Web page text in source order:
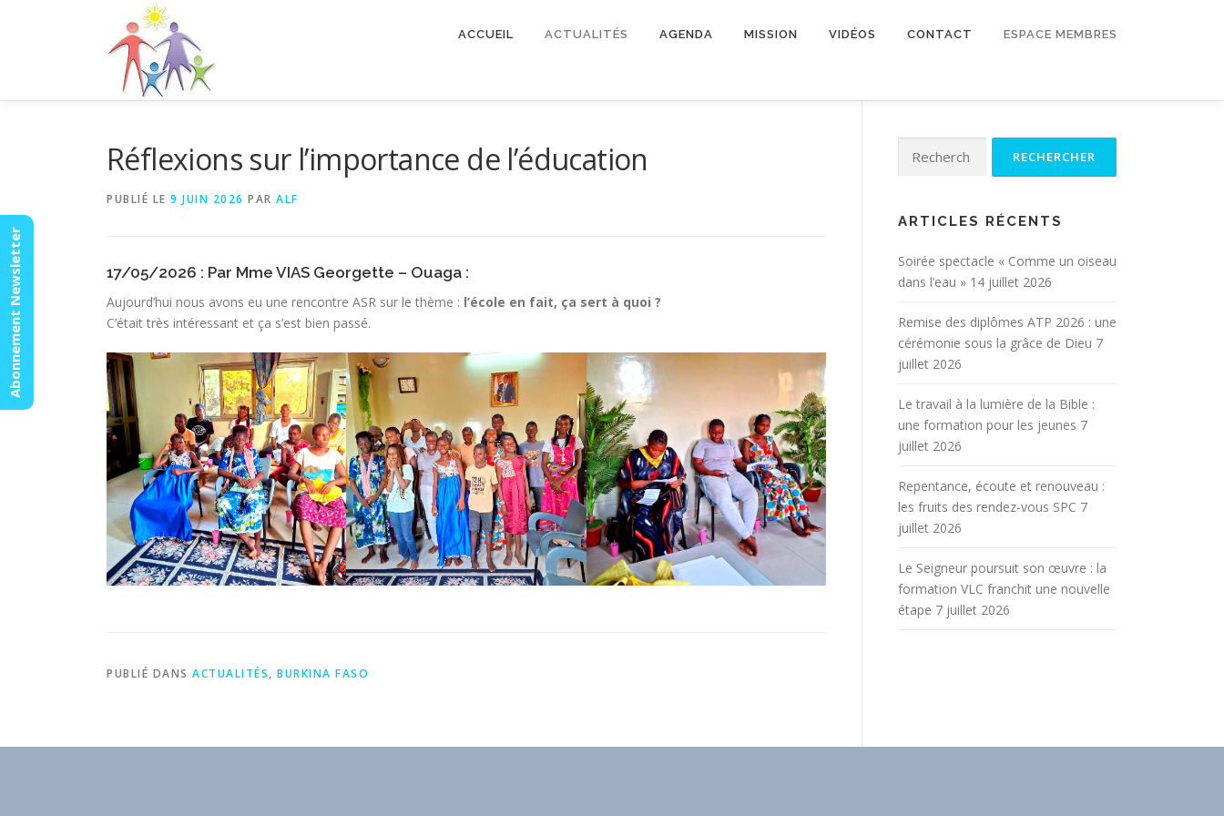
ACCUEIL ACTUALITÉS AGENDA MISSION VIDÉOS CONTACT ESPACE MEMBRES
Réflexions sur l’importance de l’éducation
PUBLIÉ LE 9 JUIN 2026 PAR ALF
17/05/2026 : Par Mme VIAS Georgette – Ouaga :
Aujourd’hui nous avons eu une rencontre ASR sur le thème : l’école en fait, ça sert à quoi ?
C’était très intéressant et ça s’est bien passé.
PUBLIÉ DANS ACTUALITÉS, BURKINA FASO
ARTICLES RÉCENTS
Soirée spectacle « Comme un oiseau
dans l’eau » 14 juillet 2026
Remise des diplômes ATP 2026 : une
cérémonie sous la grâce de Dieu 7
juillet 2026
Le travail à la lumière de la Bible :
une formation pour les jeunes 7
juillet 2026
Repentance, écoute et renouveau :
les fruits des rendez-vous SPC 7
juillet 2026
Le Seigneur poursuit son œuvre : la
formation VLC franchit une nouvelle
étape 7 juillet 2026
Abonnement Newsletter